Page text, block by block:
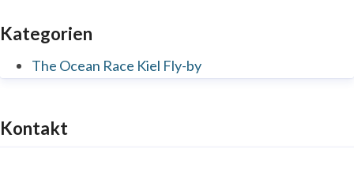
Kategorien
The Ocean Race Kiel Fly-by
Kontakt